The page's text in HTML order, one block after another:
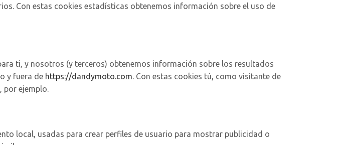
Con estas cookies estadísticas obtenemos información sobre el uso de
ti, y nosotros (y terceros) obtenemos información sobre los resultados
y fuera de https://dandymoto.com. Con estas cookies tú, como visitante de
por ejemplo.
local, usadas para crear perfiles de usuario para mostrar publicidad o